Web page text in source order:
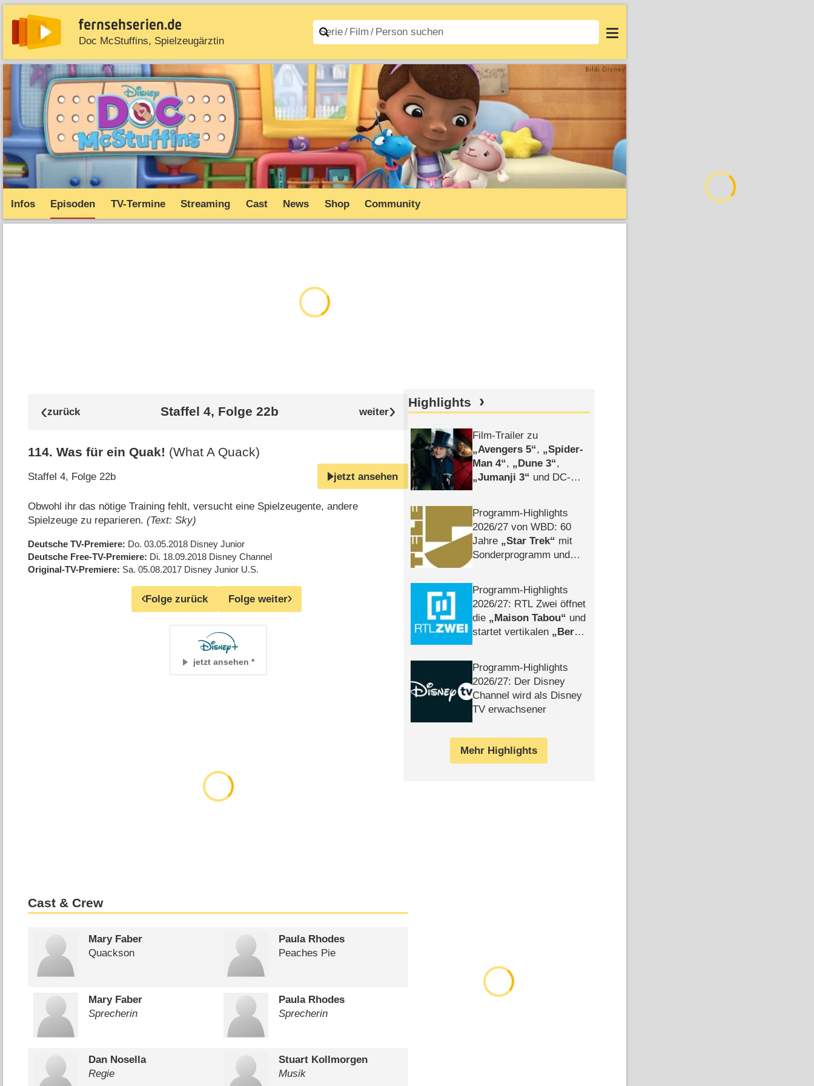
Doc McStuffins, Spielzeugärztin
News Entdecken Streaming TV-Starts Filme A–Z Login
Infos Episoden TV-Termine Streaming Cast News Shop Community
Staffel 4, Folge 22b
114.Was für ein Quak! (What A Quack)
Staffel 4, Folge 22b jetzt ansehen
Obwohl ihr das nötige Training fehlt, versucht eine Spielzeugente, andere
Spielzeuge zu reparieren.(Text: Sky)
Deutsche TV-Premiere Do. 03.05.2018 Disney Junior
Deutsche Free-TV-Premiere Di. 18.09.2018 Disney Channel
Original-TV-Premiere Sa. 05.08.2017 Disney Junior U.S.
Folge zurück Folge weiter
jetzt ansehen
Cast & Crew
Mary Faber
Quackson
Paula Rhodes
Peaches Pie
Mary Faber
Sprecherin
Paula Rhodes
Sprecherin
Dan Nosella
Regie
Stuart Kollmorgen
Musik
Highlights
Film-Trailer zu
Avengers 5 ,
Spider-
Man 4 , Dune 3 ,
Jumanji 3
und DC-
Programm-Highlights
2026/​27 von WBD: 60
Jahre
Star Trek
mit
Sonderprogramm und
Programm-Highlights
2026/​27: RTL Zwei öffnet
die
Maison Tabou
und
startet vertikalen
Berlin
Programm-Highlights
2026/​27: Der Disney
Channel wird als Disney
TV erwachsener
Mehr Highlights